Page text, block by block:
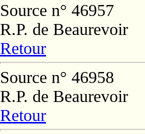
Source n° 46957
R.P. de Beaurevoir
Retour
Source n° 46958
R.P. de Beaurevoir
Retour